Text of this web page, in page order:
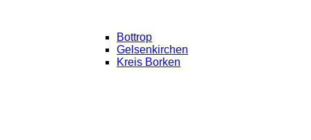
Bottrop
Gelsenkirchen
Kreis Borken